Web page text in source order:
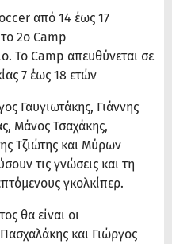
από 14 έως 17
2ο Camp
Το Camp απευθύνεται σε
7 έως 18 ετών
Γαυγιωτάκης, Γιάννης
Μάνος Τσαχάκης,
Τζιώτης και Μύρων
τις γνώσεις και τη
γκολκίπερ.
θα είναι οι
και Γιώργος